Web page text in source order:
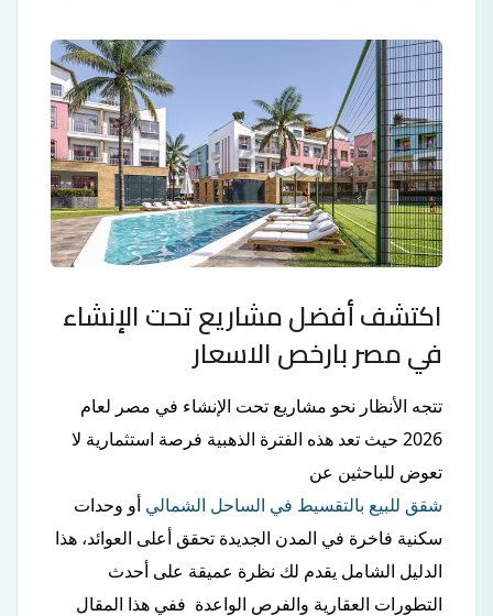
اكتشف أفضل مشاريع تحت الإنشاء
في مصر بارخص الاسعار
تتجه الأنظار نحو مشاريع تحت الإنشاء في مصر لعام
2026 حيث تعد هذه الفترة الذهبية فرصة استثمارية لا
تعوض للباحثين عن
شقق للبيع بالتقسيط في الساحل الشمالي أو وحدات
سكنية فاخرة في المدن الجديدة تحقق أعلى العوائد، هذا
الدليل الشامل يقدم لك نظرة عميقة على أحدث
التطورات العقارية والفرص الواعدة ففي هذا المقال